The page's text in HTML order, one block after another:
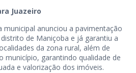
Juazeiro
municipal anunciou a pavimentação
de Maniçoba e já garantiu a
da zona rural, além de
município, garantindo qualidade de
e valorização dos imóveis.